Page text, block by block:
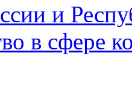
и
в сфере